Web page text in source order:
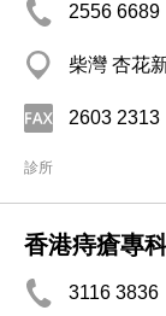
2556 6689
柴灣 杏花
2603 2313
診所
香港痔瘡專
3116 3836